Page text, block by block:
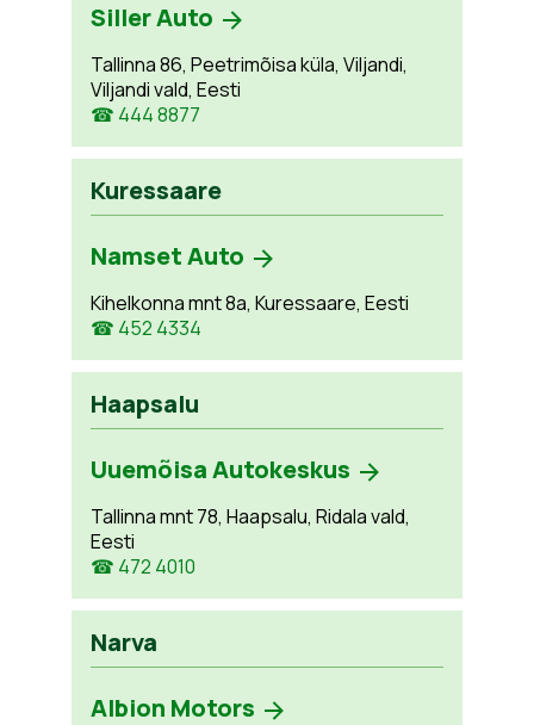
Siller Auto
Tallinna 86, Peetrimõisa küla, Viljandi,
Viljandi vald, Eesti
☎ 444 8877
Kuressaare
Namset Auto
Kihelkonna mnt 8a, Kuressaare, Eesti
☎ 452 4334
Haapsalu
Uuemõisa Autokeskus
Tallinna mnt 78, Haapsalu, Ridala vald,
Eesti
☎ 472 4010
Narva
Albion Motors